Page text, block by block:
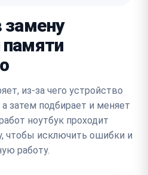
замену
памяти
из-за чего устройство
затем подбирает и меняет
ноутбук проходит
чтобы исключить ошибки и
работу.